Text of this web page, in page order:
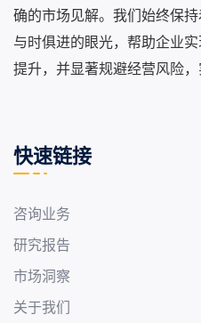
确的市场见解。我们始终保
与时俱进的眼光，帮助企业
提升，并显著规避经营风险，
快速链接
咨询业务
研究报告
市场洞察
关于我们